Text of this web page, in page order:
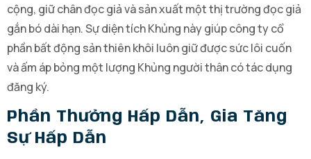
cộng, giữ chân đọc giả và sản xuất một thị trường đọc giả
gắn bó dài hạn. Sự diện tích Khủng này giúp công ty cổ
phần bất động sản thiên khôi luôn giữ được sức lôi cuốn
và ấm áp bỏng một lượng Khủng người thân có tác dụng
đăng ký.
Phần Thưởng Hấp Dẫn, Gia Tăng
Sự Hấp Dẫn